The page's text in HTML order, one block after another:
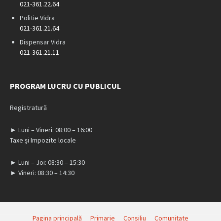
021-361.22.64
Politie Vidra
021-361.21.64
Dispensar Vidra
021-361.21.11
PROGRAM LUCRU CU PUBLICUL
Registratură
► Luni – Vineri: 08:00 – 16:00
Taxe și Impozite locale
► Luni – Joi: 08:30 – 15:30
► Vineri: 08:30 – 14:30
Pagina principală Primarie Consiliu Comunitate